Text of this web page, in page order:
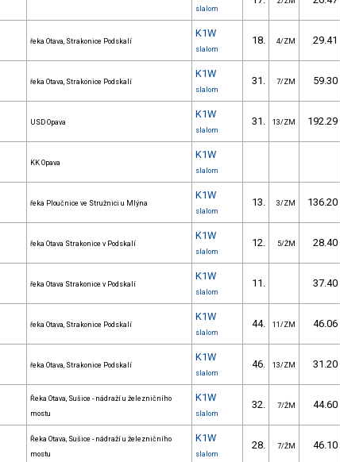
slalom
řeka Otava, Strakonice Podskalí
K1W
slalom
18. 4/ZM 29.41
řeka Otava, Strakonice Podskalí
K1W
slalom
31. 7/ZM 59.30
USD Opava
K1W
slalom
31. 13/ZM 192.29
KK Opava
K1W
slalom
řeka Ploučnice ve Stružnici u Mlýna
K1W
slalom
13. 3/ZM 136.20
řeka Otava Strakonice v Podskalí
K1W
slalom
12. 5/ŽM 28.40
řeka Otava Strakonice v Podskalí
K1W
slalom
11. 37.40
řeka Otava, Strakonice Podskalí
K1W
slalom
44. 11/ZM 46.06
řeka Otava, Strakonice Podskalí
K1W
slalom
46. 13/ZM 31.20
Řeka Otava, Sušice - nádraží u železničního
mostu
K1W
slalom
32. 7/ŽM 44.60
Řeka Otava, Sušice - nádraží u železničního
mostu
K1W
slalom
28. 7/ŽM 46.10